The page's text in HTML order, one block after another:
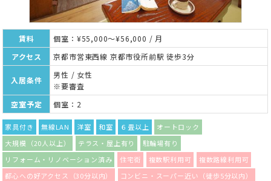
賃料
個室：¥55,000～¥56,000 / 月
アクセス
京都市営東西線 京都市役所前駅 徒歩3分
入居条件
男性 / 女性
※要審査
空室予定
個室：2
家具付き 無線LAN 洋室 和室 ６畳以上
オートロック
大規模（20人以上）
テラス・屋上有り
駐輪場有り
リフォーム・リノベーション済み
住宅街 複数駅利用可
複数路線利用可
都心への好アクセス（30分以内）
コンビニ・スーパー近い（徒歩5分以内）